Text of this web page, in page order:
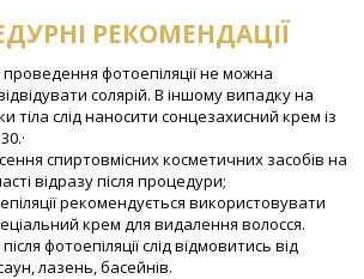
РЕКОМЕНДАЦІЇ
проведення фотоепіляції не можна
солярій. В іншому випадку на
тіла слід наносити сонцезахисний крем із
спиртовмісних косметичних засобів на
відразу після процедури;
рекомендується використовувати
крем для видалення волосся.
фотоепіляції слід відмовитись від
лазень, басейнів.